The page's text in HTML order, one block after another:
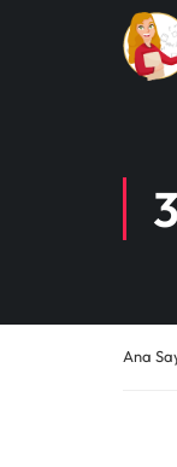
Ana